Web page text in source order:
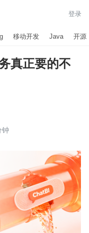
登录
移动开发 Java 开源
真正要的不
钟